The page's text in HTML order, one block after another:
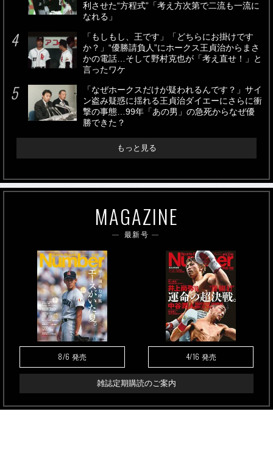
利させた“方程式”「考え方次第で二流も一流に
なれる」
「もしもし、王です」「どちらにお掛けです
か？」“優勝請負人”にホークス王貞治からまさ
かの電話…そして野村克也が「考え直せ！」と
言ったワケ
「なぜホークスだけが疑われるんです？」サイ
ン盗み疑惑に揺れる王貞治ダイエーにさらに衝
撃の事態…99年「あの男」の急死からなぜ優
勝できた？
もっと見る
MAGAZINE
最新号
8/6 発売 4/16 発売
雑誌定期購読のご案内